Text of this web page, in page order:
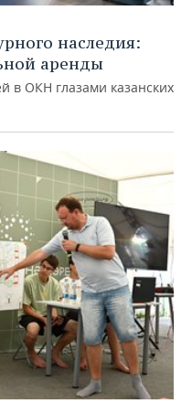
наследия:
аренды
в ОКН глазами казанских